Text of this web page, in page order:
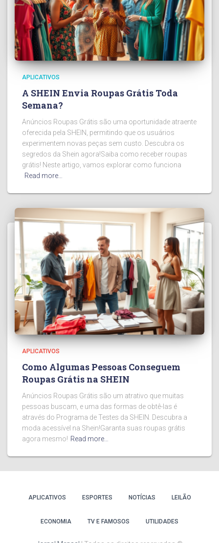
APLICATIVOS
A SHEIN Envia Roupas Grátis Toda
Semana?
Anúncios Roupas Grátis são uma oportunidade atraente
oferecida pela SHEIN, permitindo que os usuários
experimentem novas peças sem custo. Descubra os
segredos da Shein agora!Saiba como receber roupas
grátis! Neste artigo, vamos explorar como funciona
Read more…
APLICATIVOS
Como Algumas Pessoas Conseguem
Roupas Grátis na SHEIN
Anúncios Roupas Grátis são um atrativo que muitas
pessoas buscam, e uma das formas de obtê-las é
através do Programa de Testes da SHEIN. Descubra a
moda acessível na Shein!Garanta suas roupas grátis
agora mesmo! Read more…
APLICATIVOS ESPORTES NOTÍCIAS LEILÃO
ECONOMIA TV E FAMOSOS UTILIDADES